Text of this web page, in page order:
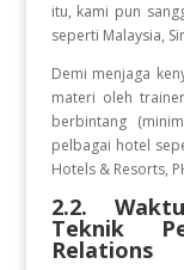
itu, kami pun
seperti Malaysia,
Demi menjaga
materi oleh
berbintang
pelbagai hotel
Hotels & Resorts,
2.2.
Teknik
Relations